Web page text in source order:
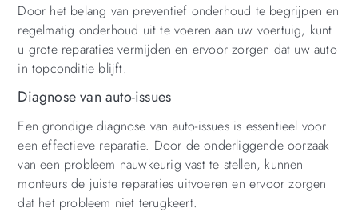
Door het belang van preventief onderhoud te begrijpen en
regelmatig onderhoud uit te voeren aan uw voertuig, kunt
u grote reparaties vermijden en ervoor zorgen dat uw auto
in topconditie blijft.
Diagnose van auto-issues
Een grondige diagnose van auto-issues is essentieel voor
een effectieve reparatie. Door de onderliggende oorzaak
van een probleem nauwkeurig vast te stellen, kunnen
monteurs de juiste reparaties uitvoeren en ervoor zorgen
dat het probleem niet terugkeert.